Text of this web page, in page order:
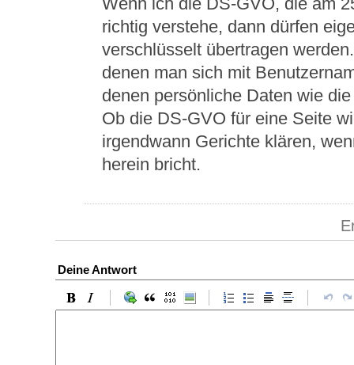
richtig verstehe, dann dürfen
verschlüsselt übertragen
denen man sich mit
denen persönliche Daten wie
Ob die DS-GVO für eine Seite
irgendwann Gerichte klären,
herein bricht.
Deine Antwort